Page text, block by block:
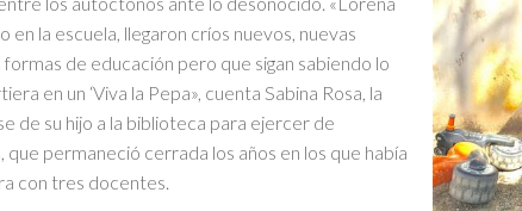
la escuela, llegaron críos nuevos, nuevas
de educación pero que sigan sabiendo lo
en un ‘Viva la Pepa», cuenta Sabina Rosa, la
de su hijo a la biblioteca para ejercer de
permaneció cerrada los años en los que había
con tres docentes.